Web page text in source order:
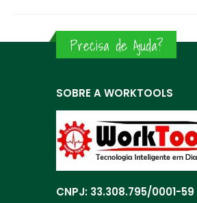
Precisa de Ajuda?
SOBRE A WORKTOOLS
CNPJ: 33.308.795/0001-59